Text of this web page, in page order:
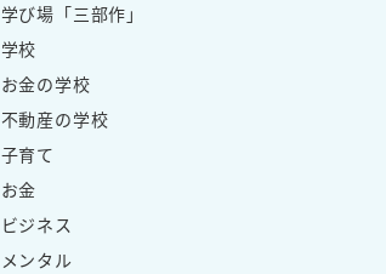
学び場「三部作」
学校
お金の学校
不動産の学校
子育て
お金
ビジネス
メンタル